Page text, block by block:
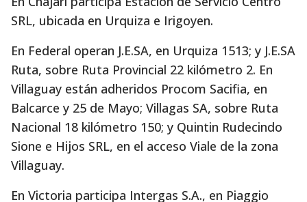
SRL, ubicada en Urquiza e Irigoyen.
En Federal operan J.E.SA, en Urquiza 1513; y J.E.SA
Ruta, sobre Ruta Provincial 22 kilómetro 2. En
Villaguay están adheridos Procom Sacifia, en
Balcarce y 25 de Mayo; Villagas SA, sobre Ruta
Nacional 18 kilómetro 150; y Quintin Rudecindo
Sione e Hijos SRL, en el acceso Viale de la zona
Villaguay.
En Victoria participa Intergas S.A., en Piaggio